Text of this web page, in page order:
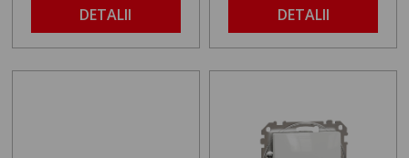
DETALII DETALII